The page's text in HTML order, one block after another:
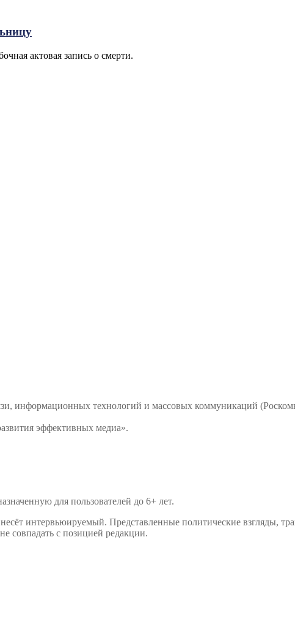
актовая запись о смерти.
информационных технологий и массовых коммуникаций
эффективных медиа».
для пользователей до 6+ лет.
интервьюируемый. Представленные политические взгляды,
совпадать с позицией редакции.